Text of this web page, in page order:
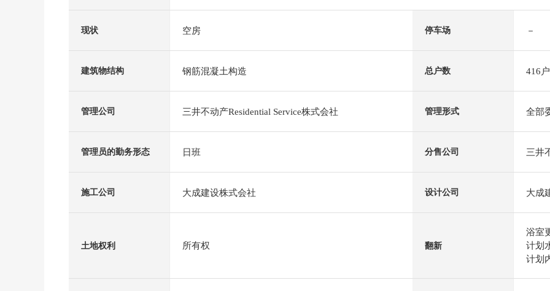
现状 空房 停车场 －
建筑物结构 钢筋混凝土构造 总户数 416户
管理公司 三井不动产Residential Service株式会社 管理形式 全部
管理员的勤务形态 日班 分售公司 三井
施工公司 大成建设株式会社 设计公司 大成
土地权利 所有权 翻新
浴室
计划
计划